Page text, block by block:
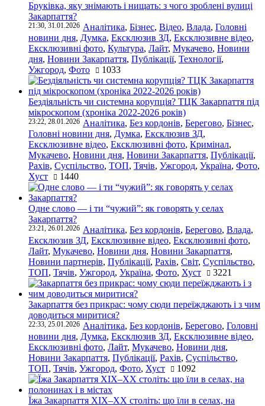
Бруківка, яку знімають і нищать: з чого зроблені вулиці
Закарпаття?
21:30, 31.01.2026 Аналітика, Бізнес, Відео, Влада, Головні
новини дня, Думка, Ексклюзив ЗД, Ексклюзивне відео,
Ексклюзивні фото, Культура, Лайт, Мукачево, Новини
дня, Новини Закарпаття, Публікації, Технології,
Ужгород, Фото 1033
Бездіяльність чи системна корупція? ТЦК Закарпаття під
мікроскопом (хроніка 2022-2026 років)
23:22, 28.01.2026 Аналітика, Без кордонів, Берегово, Бізнес,
Головні новини дня, Думка, Ексклюзив ЗД,
Ексклюзивне відео, Ексклюзивні фото, Кримінал,
Мукачево, Новини дня, Новини Закарпаття, Публікації,
Рахів, Суспільство, ТОП, Тячів, Ужгород, Україна, Фото,
Хуст
1440
Одне слово — і ти “чужий”: як говорять у селах
Закарпаття?
23:21, 26.01.2026 Аналітика, Без кордонів, Берегово, Влада,
Ексклюзив ЗД, Ексклюзивне відео, Ексклюзивні фото,
Лайт, Мукачево, Новини дня, Новини Закарпаття,
Новини партнерів, Публікації, Рахів, Світ, Суспільство,
ТОП, Тячів, Ужгород, Україна, Фото, Хуст 3221
Закарпаття без прикрас: чому сюди переїжджають і з чим
доводиться миритися?
22:33, 25.01.2026 Аналітика, Без кордонів, Берегово, Головні
новини дня, Думка, Ексклюзив ЗД, Ексклюзивне відео,
Ексклюзивні фото, Лайт, Мукачево, Новини дня,
Новини Закарпаття, Публікації, Рахів, Суспільство,
ТОП, Тячів, Ужгород, Фото, Хуст 1092
Їжа Закарпаття ХІХ–ХХ століть: що їли в селах, на